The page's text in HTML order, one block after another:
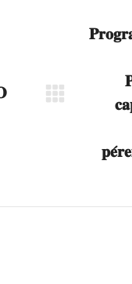
Article